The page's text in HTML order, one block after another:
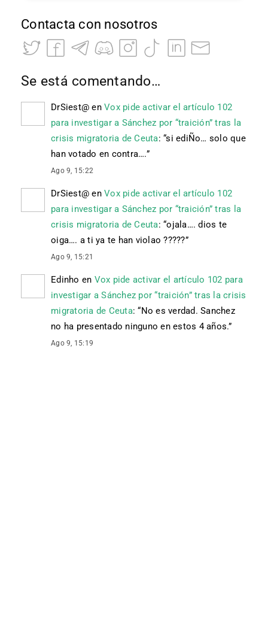
Contacta con nosotros
Se está comentando…
DrSiest@ en Vox pide activar el artículo 102
para investigar a Sánchez por “traición” tras la
crisis migratoria de Ceuta: “si ediÑo… solo que
han votado en contra….”
Ago 9, 15:22
DrSiest@ en Vox pide activar el artículo 102
para investigar a Sánchez por “traición” tras la
crisis migratoria de Ceuta: “ojala…. dios te
oiga…. a ti ya te han violao ?????”
Ago 9, 15:21
Edinho en Vox pide activar el artículo 102 para
investigar a Sánchez por “traición” tras la crisis
migratoria de Ceuta: “No es verdad. Sanchez
no ha presentado ninguno en estos 4 años.”
Ago 9, 15:19